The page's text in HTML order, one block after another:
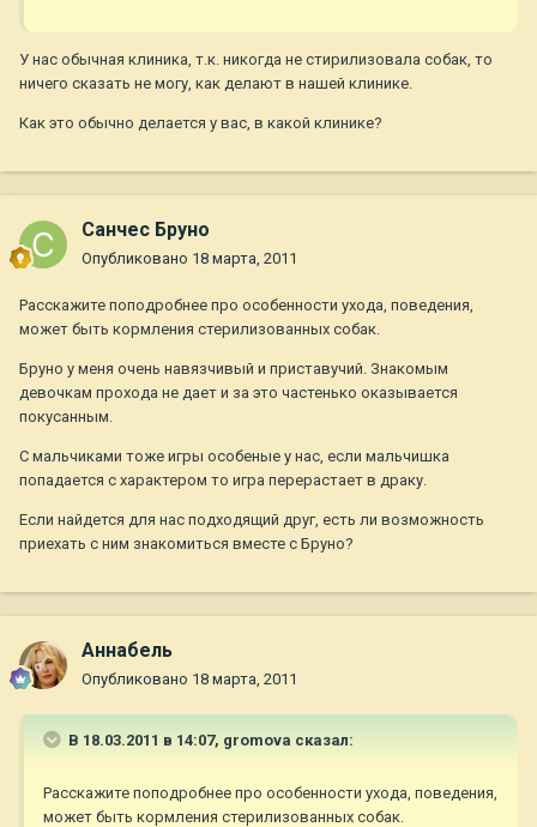
У нас обычная клиника, т.к. никогда не стирилизовала собак, то
ничего сказать не могу, как делают в нашей клинике.
Как это обычно делается у вас, в какой клинике?
Санчес Бруно
Опубликовано 18 марта, 2011
Расскажите поподробнее про особенности ухода, поведения,
может быть кормления стерилизованных собак.
Бруно у меня очень навязчивый и приставучий. Знакомым
девочкам прохода не дает и за это частенько оказывается
покусанным.
С мальчиками тоже игры особеные у нас, если мальчишка
попадается с характером то игра перерастает в драку.
Если найдется для нас подходящий друг, есть ли возможность
приехать с ним знакомиться вместе с Бруно?
Aннaбель
Опубликовано 18 марта, 2011
В 18.03.2011 в 14:07, gromova сказал:
Расскажите поподробнее про особенности ухода, поведения,
может быть кормления стерилизованных собак.